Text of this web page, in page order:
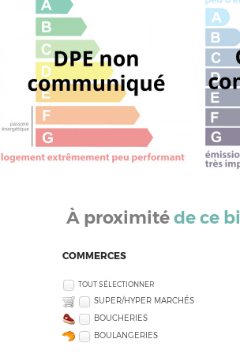
À proximitéde ce
COMMERCES
TOUT SÉLECTIONNER
SUPER/HYPER MARCHÉS
BOUCHERIES
BOULANGERIES